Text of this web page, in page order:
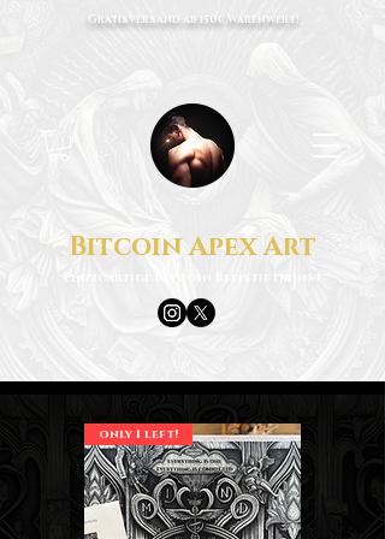
Bitcoin Apex Art
Gratisversand ab 150€ Warenwert!
only 1 left!